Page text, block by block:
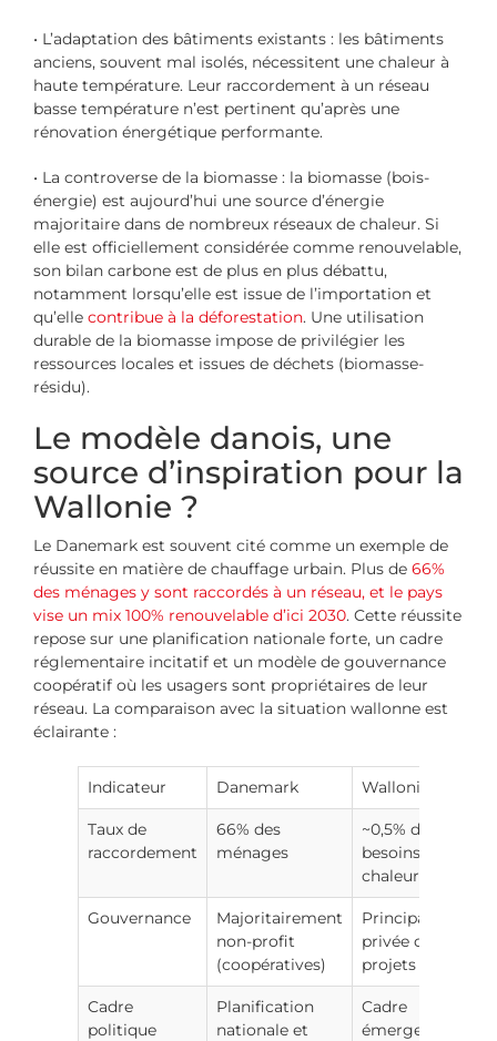
• L’adaptation des bâtiments existants : les bâtiments
anciens, souvent mal isolés, nécessitent une chaleur à
haute température. Leur raccordement à un réseau
basse température n’est pertinent qu’après une
rénovation énergétique performante.
• La controverse de la biomasse : la biomasse (bois-
énergie) est aujourd’hui une source d’énergie
majoritaire dans de nombreux réseaux de chaleur. Si
elle est officiellement considérée comme renouvelable,
son bilan carbone est de plus en plus débattu,
notamment lorsqu’elle est issue de l’importation et
qu’elle contribue à la déforestation. Une utilisation
durable de la biomasse impose de privilégier les
ressources locales et issues de déchets (biomasse-
résidu).
Le modèle danois, une
source d’inspiration pour la
Wallonie ?
Le Danemark est souvent cité comme un exemple de
réussite en matière de chauffage urbain. Plus de 66%
des ménages y sont raccordés à un réseau, et le pays
vise un mix 100% renouvelable d’ici 2030. Cette réussite
repose sur une planification nationale forte, un cadre
réglementaire incitatif et un modèle de gouvernance
coopératif où les usagers sont propriétaires de leur
réseau. La comparaison avec la situation wallonne est
éclairante :
Indicateur Danemark Wallonie
Taux de
raccordement
66% des
ménages
~0,5% des
besoins en
chaleur
Gouvernance
Majoritairement
non-profit
(coopératives)
Principalement
privée ou
projets publics
Cadre
politique
Planification
nationale et
Cadre
émergent